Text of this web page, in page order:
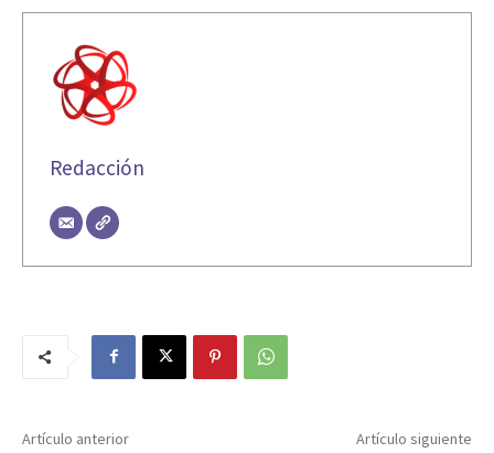
Redacción
Artículo anterior Artículo siguiente